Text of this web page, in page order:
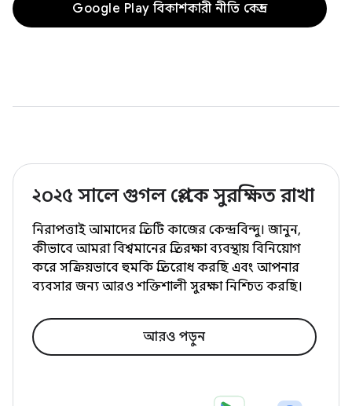
Google Play বিকাশকারী নীতি কেন্দ্র
২০২৫ সালে গুগল প্লে-কে সুরক্ষিত রাখা
নিরাপত্তাই আমাদের প্রতিটি কাজের কেন্দ্রবিন্দু। জানুন,
কীভাবে আমরা বিশ্বমানের প্রতিরক্ষা ব্যবস্থায় বিনিয়োগ
করে সক্রিয়ভাবে হুমকি প্রতিরোধ করছি এবং আপনার
ব্যবসার জন্য আরও শক্তিশালী সুরক্ষা নিশ্চিত করছি।
আরও পড়ুন